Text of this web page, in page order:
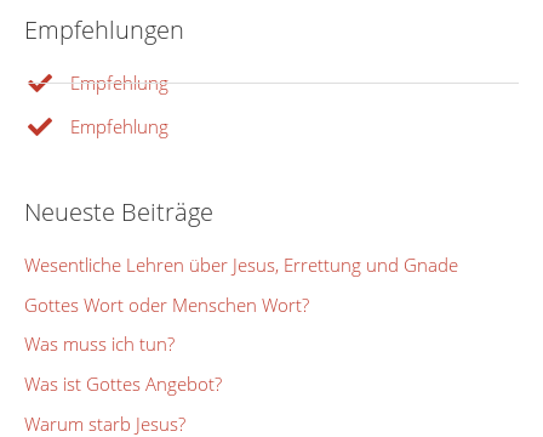
Empfehlungen
Empfehlung
Empfehlung
Neueste Beiträge
Wesentliche Lehren über Jesus, Errettung und Gnade
Gottes Wort oder Menschen Wort?
Was muss ich tun?
Was ist Gottes Angebot?
Warum starb Jesus?